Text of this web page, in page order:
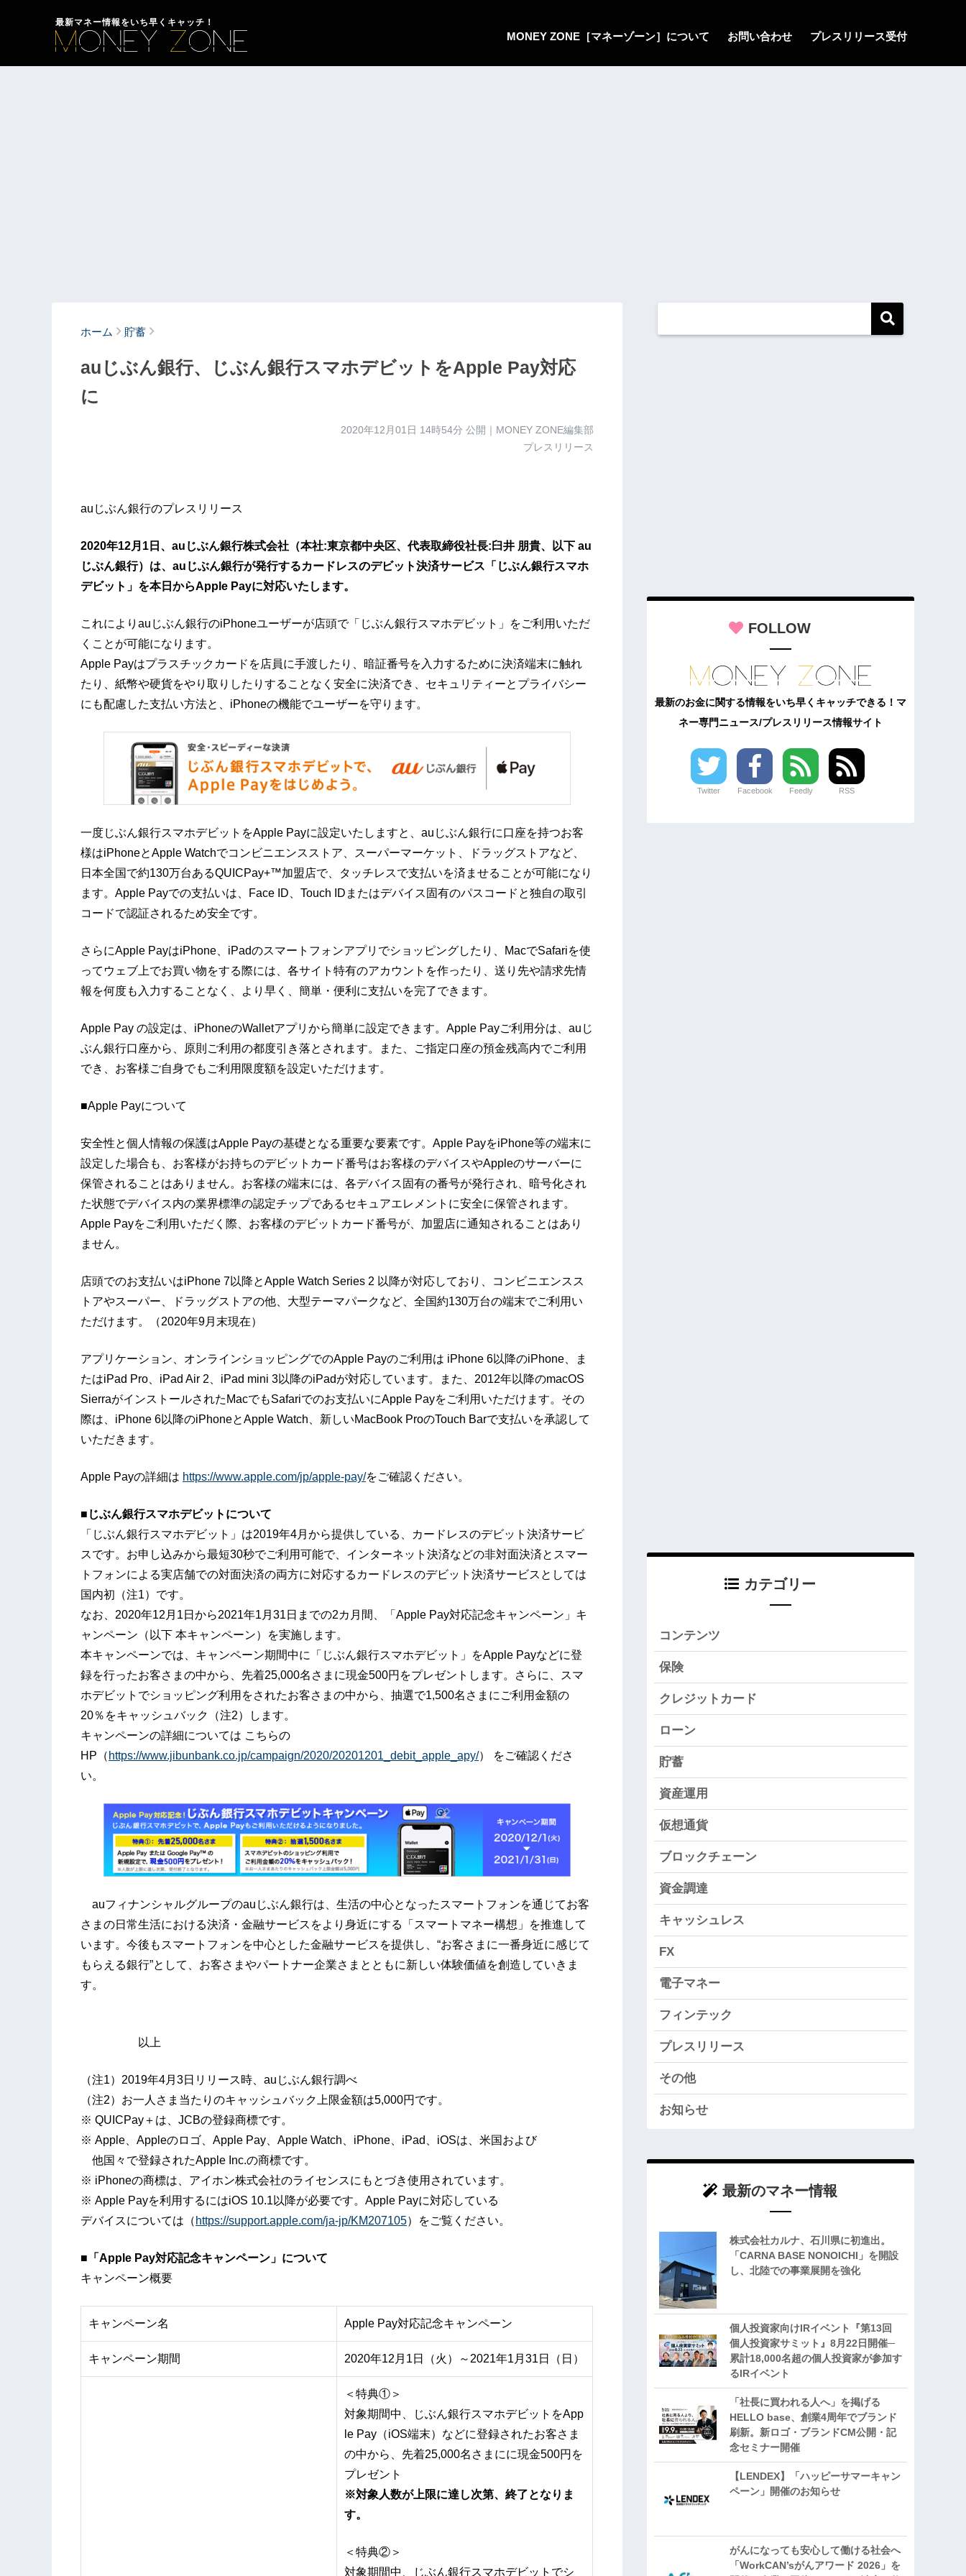
最新マネー情報をいち早くキャッチ！
MONEY ZONE［マネーゾーン］について お問い合わせ プレスリリース受付
ホーム 貯蓄
auじぶん銀行、じぶん銀行スマホデビットをApple Pay対応
に
2020年12月01日 14時54分 公開｜MONEY ZONE編集部
プレスリリース
auじぶん銀行のプレスリリース
2020年12月1日、auじぶん銀行株式会社（本社:東京都中央区、代表取締役社長:臼井 朋貴、以下 au
じぶん銀行）は、auじぶん銀行が発行するカードレスのデビット決済サービス「じぶん銀行スマホ
デビット」を本日からApple Payに対応いたします。
これによりauじぶん銀行のiPhoneユーザーが店頭で「じぶん銀行スマホデビット」をご利用いただ
くことが可能になります。
Apple Payはプラスチックカードを店員に手渡したり、暗証番号を入力するために決済端末に触れ
たり、紙幣や硬貨をやり取りしたりすることなく安全に決済でき、セキュリティーとプライバシー
にも配慮した支払い方法と、iPhoneの機能でユーザーを守ります。
一度じぶん銀行スマホデビットをApple Payに設定いたしますと、auじぶん銀行に口座を持つお客
様はiPhoneとApple Watchでコンビニエンスストア、スーパーマーケット、ドラッグストアなど、
日本全国で約130万台あるQUICPay+™加盟店で、タッチレスで支払いを済ませることが可能になり
ます。Apple Payでの支払いは、Face ID、Touch IDまたはデバイス固有のパスコードと独自の取引
コードで認証されるため安全です。
さらにApple PayはiPhone、iPadのスマートフォンアプリでショッピングしたり、MacでSafariを使
ってウェブ上でお買い物をする際には、各サイト特有のアカウントを作ったり、送り先や請求先情
報を何度も入力することなく、より早く、簡単・便利に支払いを完了できます。
Apple Pay の設定は、iPhoneのWalletアプリから簡単に設定できます。Apple Payご利用分は、auじ
ぶん銀行口座から、原則ご利用の都度引き落とされます。また、ご指定口座の預金残高内でご利用
でき、お客様ご自身でもご利用限度額を設定いただけます。
■Apple Payについて
安全性と個人情報の保護はApple Payの基礎となる重要な要素です。Apple PayをiPhone等の端末に
設定した場合も、お客様がお持ちのデビットカード番号はお客様のデバイスやAppleのサーバーに
保管されることはありません。お客様の端末には、各デバイス固有の番号が発行され、暗号化され
た状態でデバイス内の業界標準の認定チップであるセキュアエレメントに安全に保管されます。
Apple Payをご利用いただく際、お客様のデビットカード番号が、加盟店に通知されることはあり
ません。
店頭でのお支払いはiPhone 7以降とApple Watch Series 2 以降が対応しており、コンビニエンスス
トアやスーパー、ドラッグストアの他、大型テーマパークなど、全国約130万台の端末でご利用い
ただけます。（2020年9月末現在）
アプリケーション、オンラインショッピングでのApple Payのご利用は iPhone 6以降のiPhone、ま
たはiPad Pro、iPad Air 2、iPad mini 3以降のiPadが対応しています。また、2012年以降のmacOS
SierraがインストールされたMacでもSafariでのお支払いにApple Payをご利用いただけます。その
際は、iPhone 6以降のiPhoneとApple Watch、新しいMacBook ProのTouch Barで支払いを承認して
いただきます。
Apple Payの詳細は https://www.apple.com/jp/apple-pay/をご確認ください。
■じぶん銀行スマホデビットについて
「じぶん銀行スマホデビット」は2019年4月から提供している、カードレスのデビット決済サービ
スです。お申し込みから最短30秒でご利用可能で、インターネット決済などの非対面決済とスマー
トフォンによる実店舗での対面決済の両方に対応するカードレスのデビット決済サービスとしては
国内初（注1）です。
なお、2020年12月1日から2021年1月31日までの2カ月間、「Apple Pay対応記念キャンペーン」キ
ャンペーン（以下 本キャンペーン）を実施します。
本キャンペーンでは、キャンペーン期間中に「じぶん銀行スマホデビット」をApple Payなどに登
録を行ったお客さまの中から、先着25,000名さまに現金500円をプレゼントします。さらに、スマ
ホデビットでショッピング利用をされたお客さまの中から、抽選で1,500名さまにご利用金額の
20％をキャッシュバック（注2）します。
キャンペーンの詳細については こちらの
HP（ https://www.jibunbank.co.jp/campaign/2020/20201201_debit_apple_apy/） をご確認くださ
い。
auフィナンシャルグループのauじぶん銀行は、生活の中心となったスマートフォンを通じてお客
さまの日常生活における決済・金融サービスをより身近にする「スマートマネー構想」を推進して
います。今後もスマートフォンを中心とした金融サービスを提供し、“お客さまに一番身近に感じて
もらえる銀行”として、お客さまやパートナー企業さまとともに新しい体験価値を創造していきま
す。
以上
（注1）2019年4月3日リリース時、auじぶん銀行調べ
（注2）お一人さま当たりのキャッシュバック上限金額は5,000円です。
※ QUICPay＋は、JCBの登録商標です。
※ Apple、Appleのロゴ、Apple Pay、Apple Watch、iPhone、iPad、iOSは、米国および
他国々で登録されたApple Inc.の商標です。
※ iPhoneの商標は、アイホン株式会社のライセンスにもとづき使用されています。
※ Apple Payを利用するにはiOS 10.1以降が必要です。Apple Payに対応している
デバイスについては（ https://support.apple.com/ja-jp/KM207105）をご覧ください。
■「Apple Pay対応記念キャンペーン」について
キャンペーン概要
キャンペーン名 Apple Pay対応記念キャンペーン
キャンペーン期間 2020年12月1日（火）～2021年1月31日（日）
＜特典①＞
対象期間中、じぶん銀行スマホデビットをApp
le Pay（iOS端末）などに登録されたお客さま
の中から、先着25,000名さまにに現金500円を
プレゼント
※対象人数が上限に達し次第、終了となりま
す。
＜特典②＞
対象期間中、じぶん銀行スマホデビットでシ
FOLLOW
最新のお金に関する情報をいち早くキャッチできる！マ
ネー専門ニュース/プレスリリース情報サイト
Twitter Facebook Feedly RSS
カテゴリー
コンテンツ
保険
クレジットカード
ローン
貯蓄
資産運用
仮想通貨
ブロックチェーン
資金調達
キャッシュレス
FX
電子マネー
フィンテック
プレスリリース
その他
お知らせ
最新のマネー情報
株式会社カルナ、石川県に初進出。
「CARNA BASE NONOICHI」を開設
し、北陸での事業展開を強化
個人投資家向けIRイベント『第13回
個人投資家サミット』8月22日開催─
累計18,000名超の個人投資家が参加す
るIRイベント
「社長に買われる人へ」を掲げる
HELLO base、創業4周年でブランド
刷新。新ロゴ・ブランドCM公開・記
念セミナー開催
【LENDEX】「ハッピーサマーキャン
ペーン」開催のお知らせ
がんになっても安心して働ける社会へ
「WorkCAN’sがんアワード 2026」を